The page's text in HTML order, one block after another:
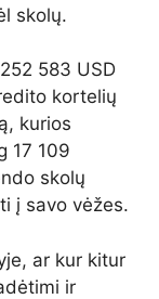
skolų.
583 USD
kortelių
kurios
17 109
skolų
į savo vėžes.
ar kur kitur
ir